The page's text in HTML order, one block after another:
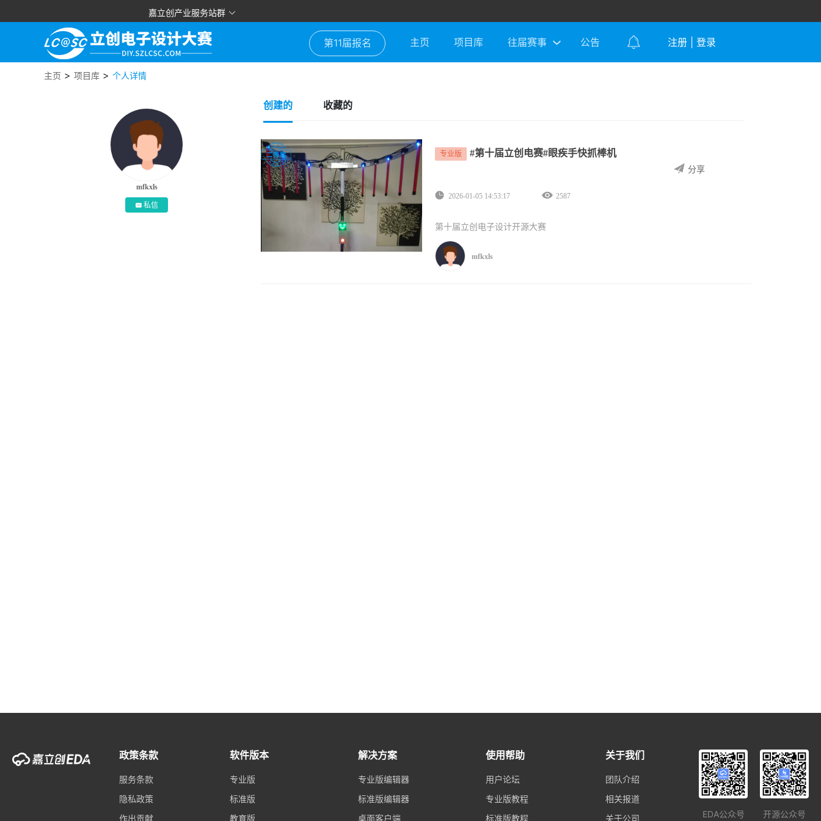
第11届报名 主页 项目库 往届赛事 公告 注册 登录
主页 > 项目库 > 个人详情
mfkxls
私信
创建的 收藏的
专业版 #第十届立创电赛#眼疾手快抓棒机
分享
2026-01-05 14:53:17 2587
第十届立创电子设计开源大赛
mfkxls
嘉立创产业服务站群
政策条款
服务条款
隐私政策
作出贡献
软件版本
专业版
标准版
教育版
解决方案
专业版编辑器
标准版编辑器
桌面客户端
使用帮助
用户论坛
专业版教程
标准版教程
关于我们
团队介绍
相关报道
关于公司
EDA公众号 开源公众号